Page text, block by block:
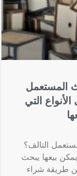
المستعمل
التي
التالف؟
بيعها يبحث
طريقة شراء